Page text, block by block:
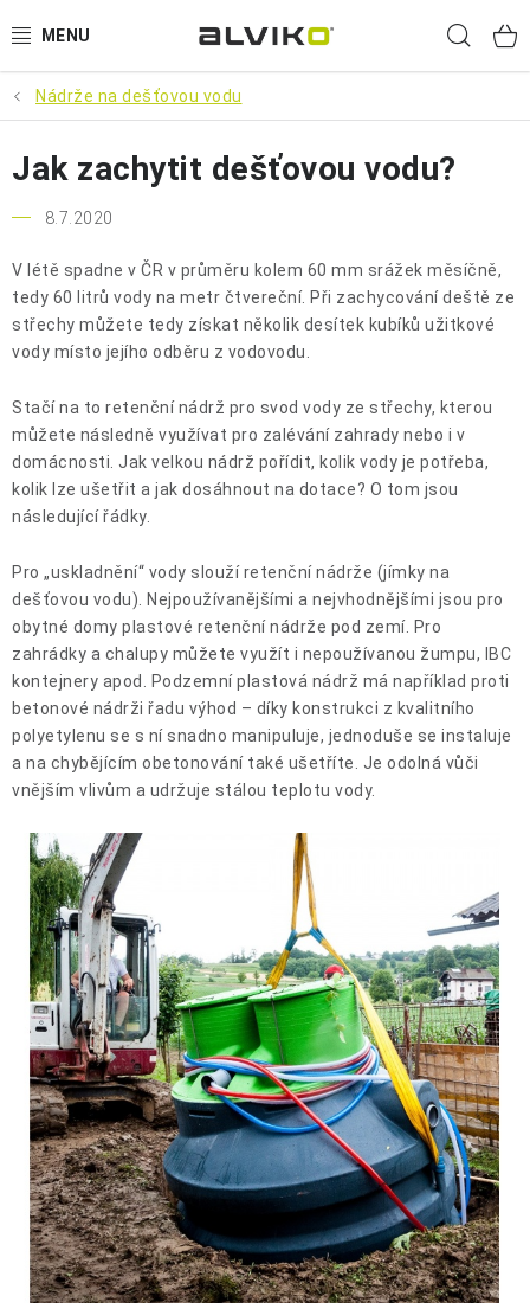
na
VÝPRODEJ
🌱 ZAHRADA 🌱
💦 SUDY NA VODU 💦
🔨 DÍLNA 🧰
BRUMEE ODRÁŽEDLA
🐕‍🦺 DOMÁCÍ MAZLÍČCI 🐈
SUDY NA VÍNO
OCHRANNÉ POMŮCKY
OBCHODNÍ PODMÍNKY
KONTAKTY
REKLAMAČNÍ ŘÁD
ZNAČKY
Jak nakupovat Obchodní podmínky
Podmínky ochrany osobních údajů
Nádrže na dešťovou vodu
Jak zachytit dešťovou vodu?
8.7.2020
V létě spadne v ČR v průměru kolem 60 mm srážek měsíčně,
tedy 60 litrů vody na metr čtvereční. Při zachycování deště ze
střechy můžete tedy získat několik desítek kubíků užitkové
vody místo jejího odběru z vodovodu.
Stačí na to retenční nádrž pro svod vody ze střechy, kterou
můžete následně využívat pro zalévání zahrady nebo i v
domácnosti. Jak velkou nádrž pořídit, kolik vody je potřeba,
kolik lze ušetřit a jak dosáhnout na dotace? O tom jsou
následující řádky.
Pro „uskladnění“ vody slouží retenční nádrže (jímky na
dešťovou vodu). Nejpoužívanějšími a nejvhodnějšími jsou pro
obytné domy plastové retenční nádrže pod zemí. Pro
zahrádky a chalupy můžete využít i nepoužívanou žumpu, IBC
kontejnery apod. Podzemní plastová nádrž má například proti
betonové nádrži řadu výhod – díky konstrukci z kvalitního
polyetylenu se s ní snadno manipuluje, jednoduše se instaluje
a na chybějícím obetonování také ušetříte. Je odolná vůči
vnějším vlivům a udržuje stálou teplotu vody.